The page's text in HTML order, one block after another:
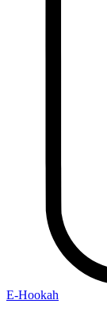
Е-Hookah